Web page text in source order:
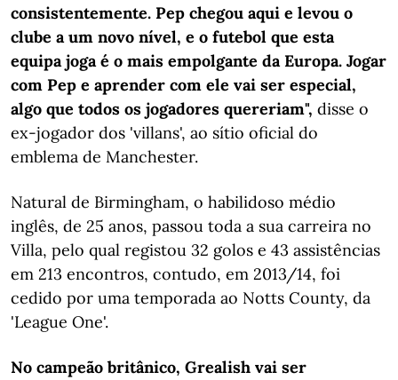
consistentemente. Pep chegou aqui e levou o
clube a um novo nível, e o futebol que esta
equipa joga é o mais empolgante da Europa. Jogar
com Pep e aprender com ele vai ser especial,
algo que todos os jogadores quereriam", disse o
ex-jogador dos 'villans', ao sítio oficial do
emblema de Manchester.
Natural de Birmingham, o habilidoso médio
inglês, de 25 anos, passou toda a sua carreira no
Villa, pelo qual registou 32 golos e 43 assistências
em 213 encontros, contudo, em 2013/14, foi
cedido por uma temporada ao Notts County, da
'League One'.
No campeão britânico, Grealish vai ser